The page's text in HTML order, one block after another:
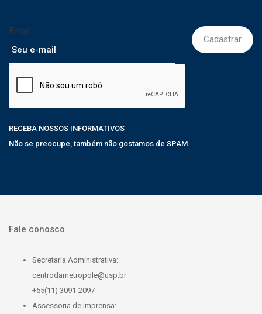
Email
RECEBA NOSSOS INFORMATIVOS
Não se preocupe, também não gostamos de SPAM.
Fale conosco
Secretaria Administrativa:
centrodametropole@usp.br
+55(11) 3091-2097
Assessoria de Imprensa: